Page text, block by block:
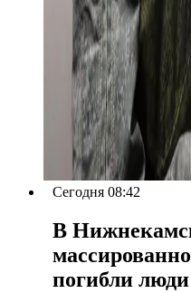
Сегодня 08:42
В
погибли люди